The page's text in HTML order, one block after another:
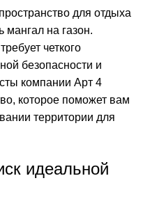
для отдыха
мангал на газон.
четкого
безопасности и
компании Арт 4
которое поможет вам
территории для
идеальной